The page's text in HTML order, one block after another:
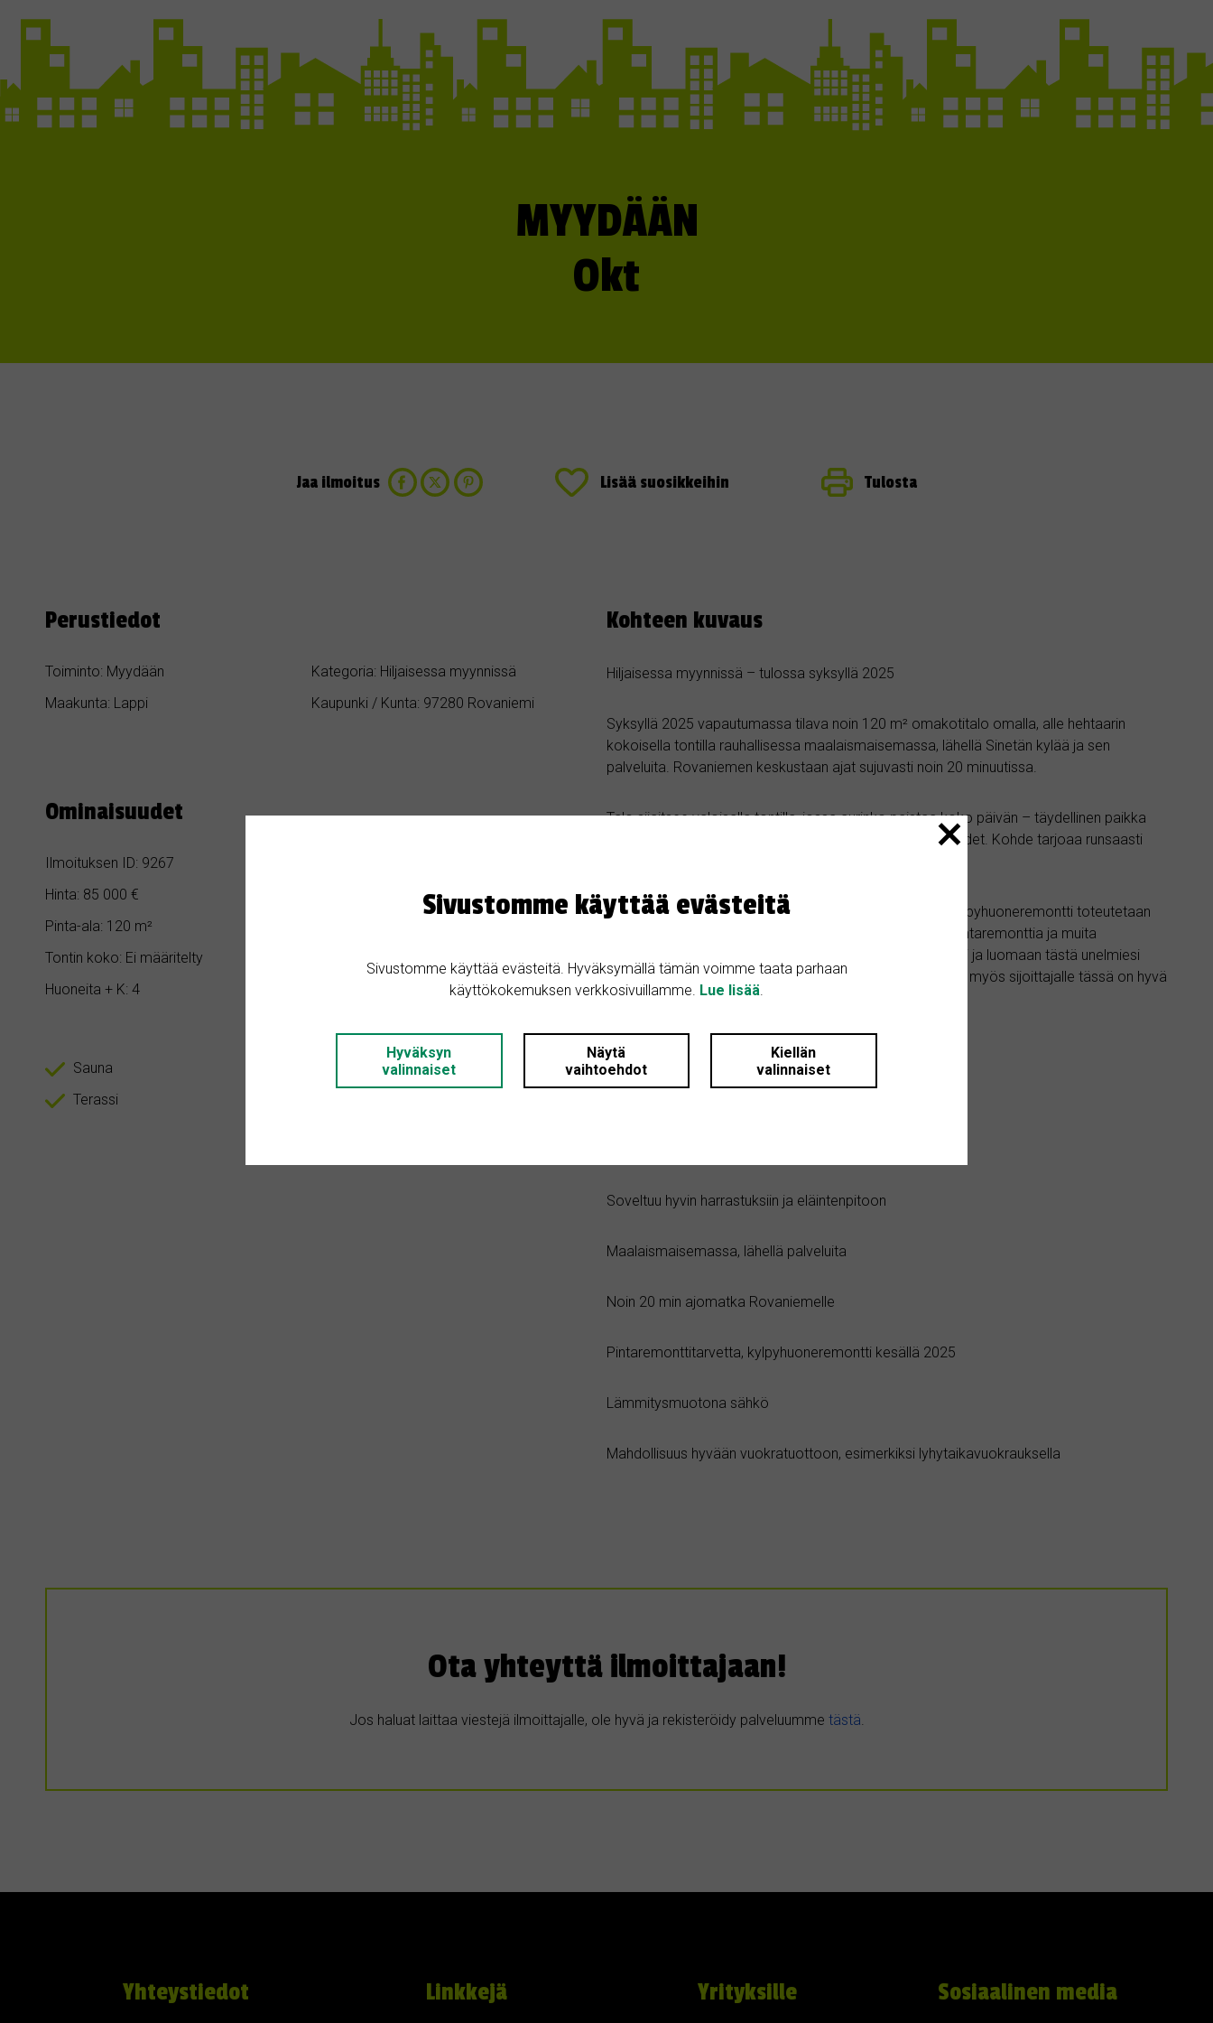
MYYDÄÄN
Okt
Jaa ilmoitus Lisää suosikkeihin Tulosta
Perustiedot
Toiminto: Myydään
Kategoria: Hiljaisessa myynnissä
Maakunta: Lappi
Kaupunki / Kunta: 97280 Rovaniemi
Ominaisuudet
Ilmoituksen ID: 9267
Hinta: 85 000 €
Pinta-ala: 120 m²
Tontin koko: Ei määritelty
Huoneita + K: 4
Sauna
Sähkölämmitys
Terassi
Kohteen kuvaus
Hiljaisessa myynnissä – tulossa syksyllä 2025
Syksyllä 2025 vapautumassa tilava noin 120 m² omakotitalo omalla, alle hehtaarin
kokoisella tontilla rauhallisessa maalaismaisemassa, lähellä Sinetän kylää ja sen
palveluita. Rovaniemen keskustaan ajat sujuvasti noin 20 minuutissa.
Talo sijaitsee valoisalla tontilla, jossa aurinko paistaa koko päivän – täydellinen paikka
nauttia ulkoilmasta ja hyödyntää piha-alueen mahdollisuudet. Kohde tarjoaa runsaasti
Kiinteistössä on tehty lähivuosina pieniä ehostuksia, ja kylpyhuoneremontti toteutetaan
kesällä 2025. Lämmitysmuotona on sähkö. Talo vaatii pintaremonttia ja muita
kunnostustöitä, joten pääset toteuttamaan omia ideoitasi ja luomaan tästä unelmiesi
kodin. Lisäksi talo on ollut lyhyen aikaa vuokrattuna, joten myös sijoittajalle tässä on hyvä
mahdollisuus vuokratuottoon.
Keskeiset tiedot:
Soveltuu hyvin harrastuksiin ja eläintenpitoon
Maalaismaisemassa, lähellä palveluita
Noin 20 min ajomatka Rovaniemelle
Pintaremonttitarvetta, kylpyhuoneremontti kesällä 2025
Lämmitysmuotona sähkö
Mahdollisuus hyvään vuokratuottoon, esimerkiksi lyhytaikavuokrauksella
Ota yhteyttä ilmoittajaan!
Jos haluat laittaa viestejä ilmoittajalle, ole hyvä ja rekisteröidy palveluumme tästä.
Yhteystiedot Linkkejä Yrityksille Sosiaalinen media
Sivustomme käyttää evästeitä
Sivustomme käyttää evästeitä. Hyväksymällä tämän voimme taata parhaan
käyttökokemuksen verkkosivuillamme. Lue lisää.
Hyväksyn
valinnaiset
Näytä
vaihtoehdot
Kiellän
valinnaiset